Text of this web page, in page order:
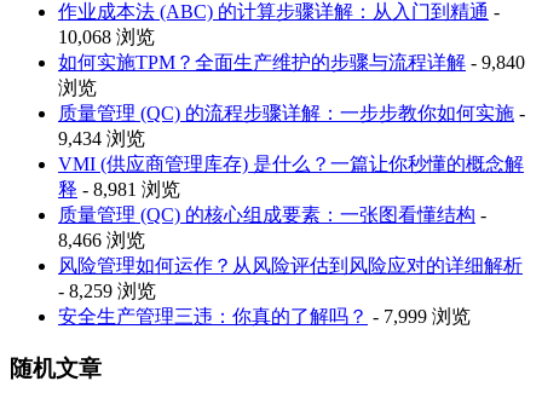
作业成本法 (ABC) 的计算步骤详解：从入门到精通 -
10,068 浏览
如何实施TPM？全面生产维护的步骤与流程详解 - 9,840
浏览
质量管理 (QC) 的流程步骤详解：一步步教你如何实施 -
9,434 浏览
VMI (供应商管理库存) 是什么？一篇让你秒懂的概念解
释 - 8,981 浏览
质量管理 (QC) 的核心组成要素：一张图看懂结构 -
8,466 浏览
风险管理如何运作？从风险评估到风险应对的详细解析
- 8,259 浏览
安全生产管理三违：你真的了解吗？ - 7,999 浏览
随机文章